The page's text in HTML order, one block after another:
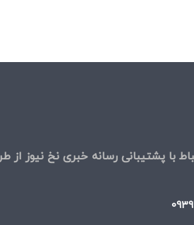
با پشتیبانی رسانه خبری نخ نیوز از